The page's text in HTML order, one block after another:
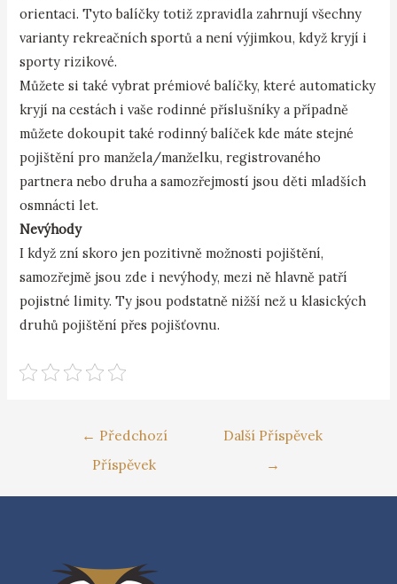
orientaci. Tyto balíčky totiž zpravidla zahrnují všechny
varianty rekreačních sportů a není výjimkou, když kryjí i
sporty rizikové.
Můžete si také vybrat prémiové balíčky, které automaticky
kryjí na cestách i vaše rodinné příslušníky a případně
můžete dokoupit také rodinný balíček kde máte stejné
pojištění pro manžela/manželku, registrovaného
partnera nebo druha a samozřejmostí jsou děti mladších
osmnácti let.
Nevýhody
I když zní skoro jen pozitivně možnosti pojištění,
samozřejmě jsou zde i nevýhody, mezi ně hlavně patří
pojistné limity. Ty jsou podstatně nižší než u klasických
druhů pojištění přes pojišťovnu.
← Předchozí
Příspěvek
Další Příspěvek
→